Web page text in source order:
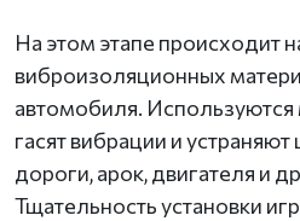
На этом этапе происходит
виброизоляционных
автомобиля.
гасят вибрации и
дороги, арок, двигателя и
Тщательность установки